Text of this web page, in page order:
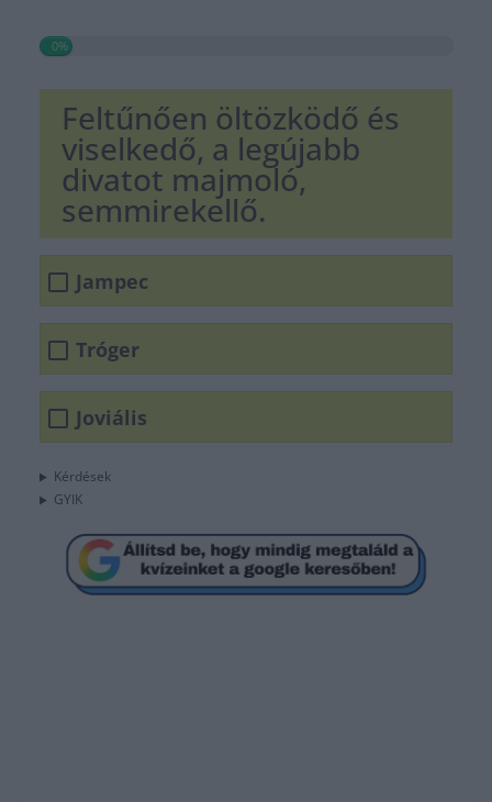
0%
Feltűnően öltözködő és
viselkedő, a legújabb
divatot majmoló,
semmirekellő.
Jampec
Tróger
Joviális
Kérdések
GYIK